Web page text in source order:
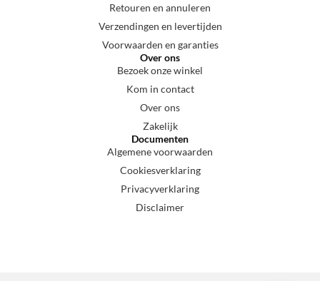
Retouren en annuleren
Verzendingen en levertijden
Voorwaarden en garanties
Over ons
Bezoek onze winkel
Kom in contact
Over ons
Zakelijk
Documenten
Algemene voorwaarden
Cookiesverklaring
Privacyverklaring
Disclaimer